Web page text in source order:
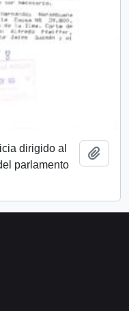
dirigido al
parlamento